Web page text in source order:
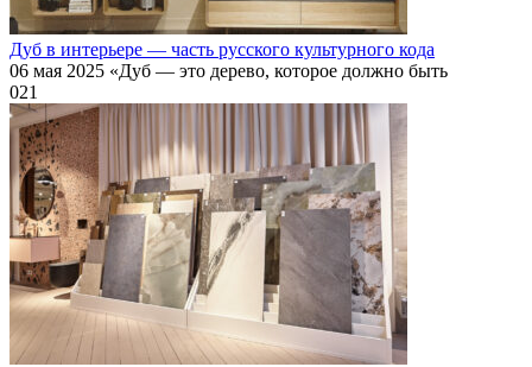
Дуб в интерьере — часть русского культурного кода
06 мая 2025 «Дуб — это дерево, которое должно быть
021